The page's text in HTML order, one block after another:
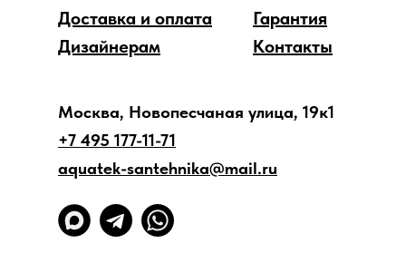
Дизайнерам
Доставка и оплата
Гарантия
Контакты
Москва, Новопесчаная улица, 19к1
+7 495 177-11-71
aquatek-santehnika@mail.ru